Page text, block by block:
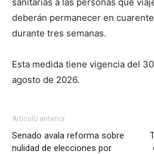
deberán permanecer en
durante tres semanas.
Esta medida tiene vigencia del
agosto de 2026.
Artículo anterior
Senado avala reforma sobre
nulidad de elecciones por